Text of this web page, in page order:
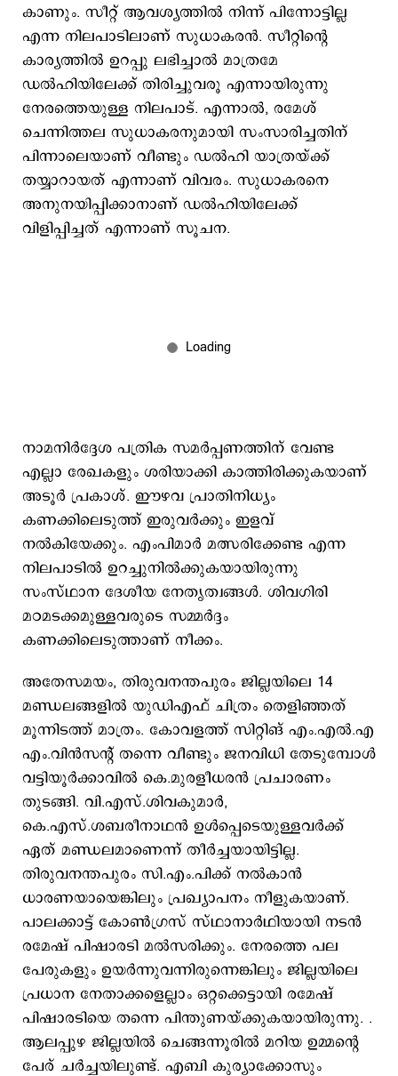
കാണും. സീറ്റ് ആവശ്യത്തിൽ നിന്ന് പിന്നോട്ടില്ല
എന്ന നിലപാടിലാണ് സുധാകരൻ. സീറ്റിന്റെ
കാര്യത്തിൽ ഉറപ്പു ലഭിച്ചാൽ മാത്രമേ
ഡൽഹിയിലേക്ക് തിരിച്ചുവരൂ എന്നായിരുന്നു
നേരത്തെയുള്ള നിലപാട്. എന്നാൽ, രമേശ്
ചെന്നിത്തല സുധാകരനുമായി സംസാരിച്ചതിന്
പിന്നാലെയാണ് വീണ്ടും ഡൽഹി യാത്രയ്ക്ക്
തയ്യാറായത് എന്നാണ് വിവരം. സുധാകരനെ
അനുനയിപ്പിക്കാനാണ് ഡൽഹിയിലേക്ക്
വിളിപ്പിച്ചത് എന്നാണ് സൂചന.
നാമനിർദ്ദേശ പത്രിക സമർപ്പണത്തിന് വേണ്ട
എല്ലാ രേഖകളും ശരിയാക്കി കാത്തിരിക്കുകയാണ്
അടൂർ പ്രകാശ്. ഈഴവ പ്രാതിനിധ്യം
കണക്കിലെടുത്ത് ഇരുവർക്കും ഇളവ്
നൽകിയേക്കും. എംപിമാർ മത്സരിക്കേണ്ട എന്ന
നിലപാടിൽ ഉറച്ചുനിൽക്കുകയായിരുന്നു
സംസ്ഥാന ദേശീയ നേതൃത്വങ്ങൾ. ശിവഗിരി
മഠമടക്കമുള്ളവരുടെ സമ്മർദ്ദം
കണക്കിലെടുത്താണ് നീക്കം.
അതേസമയം, തിരുവനന്തപുരം ജില്ലയിലെ 14
മണ്ഡലങ്ങളിൽ യുഡിഎഫ് ചിത്രം തെളിഞ്ഞത്
മൂന്നിടത്ത് മാത്രം. കോവളത്ത് സിറ്റിങ് എം.എൽ.എ
എം.വിൻസന്‍റ് തന്നെ വീണ്ടും ജനവിധി തേടുമ്പോള്‍
വട്ടിയൂർക്കാവിൽ കെ.മുരളീധരന്‍ പ്രചാരണം
തുടങ്ങി. വി.എസ്.ശിവകുമാ‍ര്‍,
കെ.എസ്.ശബരീനാഥന്‍ ഉള്‍പ്പെടെയുള്ളവ‍ര്‍ക്ക്
ഏത് മണ്ഡലമാണെന്ന് തീ‍ര്‍ച്ചയായിട്ടില്ല.
തിരുവനന്തപുരം സി.എം.പിക്ക് നല്‍കാന്‍
ധാരണയായെങ്കിലും പ്രഖ്യാപനം നീളുകയാണ്.
പാലക്കാട്ട് കോണ്‍ഗ്രസ് സ്ഥാനാര്‍ഥിയായി നടന്‍
രമേഷ് പിഷാരടി മല്‍സരിക്കും. നേരത്തെ പല
പേരുകളും ഉയര്‍ന്നുവന്നിരുന്നെങ്കിലും ജില്ലയിലെ
പ്രധാന നേതാക്കളെല്ലാം ഒറ്റക്കെട്ടായി രമേഷ്
പിഷാരടിയെ തന്നെ പിന്തുണയ്ക്കുകയായിരുന്നു. .
ആലപ്പുഴ ജില്ലയില്‍ ചെങ്ങന്നൂരില്‍ മറിയ ഉമ്മന്‍റെ
പേര് ചര്‍ച്ചയിലുണ്ട്. എബി കുര്യാക്കോസും